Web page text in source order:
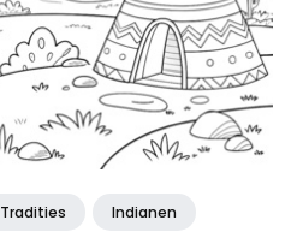
Tradities Indianen